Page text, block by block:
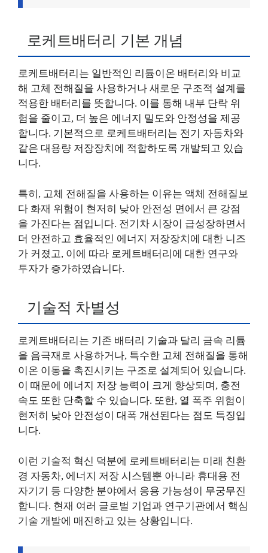
로케트배터리 기본 개념
로케트배터리는 일반적인 리튬이온 배터리와 비교
해 고체 전해질을 사용하거나 새로운 구조적 설계를
적용한 배터리를 뜻합니다. 이를 통해 내부 단락 위
험을 줄이고, 더 높은 에너지 밀도와 안정성을 제공
합니다. 기본적으로 로케트배터리는 전기 자동차와
같은 대용량 저장장치에 적합하도록 개발되고 있습
니다.
특히, 고체 전해질을 사용하는 이유는 액체 전해질보
다 화재 위험이 현저히 낮아 안전성 면에서 큰 강점
을 가진다는 점입니다. 전기차 시장이 급성장하면서
더 안전하고 효율적인 에너지 저장장치에 대한 니즈
가 커졌고, 이에 따라 로케트배터리에 대한 연구와
투자가 증가하였습니다.
기술적 차별성
로케트배터리는 기존 배터리 기술과 달리 금속 리튬
을 음극재로 사용하거나, 특수한 고체 전해질을 통해
이온 이동을 촉진시키는 구조로 설계되어 있습니다.
이 때문에 에너지 저장 능력이 크게 향상되며, 충전
속도 또한 단축할 수 있습니다. 또한, 열 폭주 위험이
현저히 낮아 안전성이 대폭 개선된다는 점도 특징입
니다.
이런 기술적 혁신 덕분에 로케트배터리는 미래 친환
경 자동차, 에너지 저장 시스템뿐 아니라 휴대용 전
자기기 등 다양한 분야에서 응용 가능성이 무궁무진
합니다. 현재 여러 글로벌 기업과 연구기관에서 핵심
기술 개발에 매진하고 있는 상황입니다.